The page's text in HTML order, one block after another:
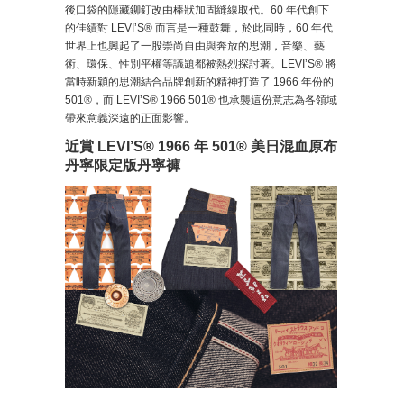
後口袋的隱藏鉚釘改由棒狀加固縫線取代。60 年代創下
的佳績對 LEVI’S® 而言是一種鼓舞，於此同時，60 年代
世界上也興起了一股崇尚自由與奔放的思潮，音樂、藝
術、環保、性別平權等議題都被熱烈探討著。LEVI’S® 將
當時新穎的思潮結合品牌創新的精神打造了 1966 年份的
501®，而 LEVI’S® 1966 501® 也承襲這份意志為各領域
帶來意義深遠的正面影響。
近賞 LEVI’S® 1966 年 501® 美日混血原布
丹寧限定版丹寧褲